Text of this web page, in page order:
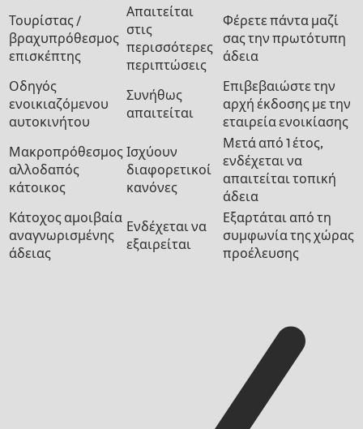
Τουρίστας /
βραχυπρόθεσμος
επισκέπτης
Απαιτείται
στις
περισσότερες
περιπτώσεις
Φέρετε πάντα μαζί
σας την πρωτότυπη
άδεια
Οδηγός
ενοικιαζόμενου
αυτοκινήτου
Συνήθως
απαιτείται
Επιβεβαιώστε την
αρχή έκδοσης με την
εταιρεία ενοικίασης
Μακροπρόθεσμος
αλλοδαπός
κάτοικος
Ισχύουν
διαφορετικοί
κανόνες
Μετά από 1 έτος,
ενδέχεται να
απαιτείται τοπική
άδεια
Κάτοχος αμοιβαία
αναγνωρισμένης
άδειας
Ενδέχεται να
εξαιρείται
Εξαρτάται από τη
συμφωνία της χώρας
προέλευσης